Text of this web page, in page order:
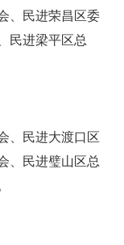
、民进荣昌区委
民进梁平区总
、民进大渡口区
、民进璧山区总